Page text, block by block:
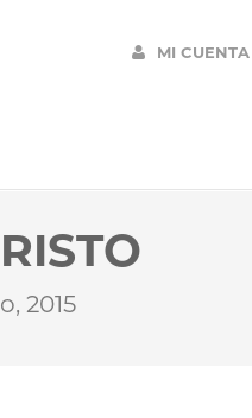
MI CUENTA
2015